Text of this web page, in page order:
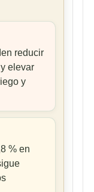
reducir
elevar
y
% en